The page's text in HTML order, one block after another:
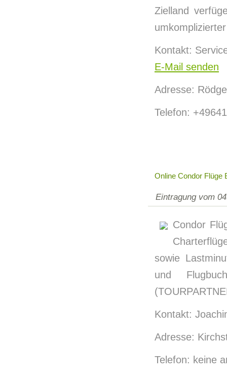
Zielland
Kontakt:
E-Mail senden
Adresse:
Telefon:
Online Condor Flüge
Eintragung vom
Condor
sowie
und
Kontakt:
Adresse:
Telefon: keine